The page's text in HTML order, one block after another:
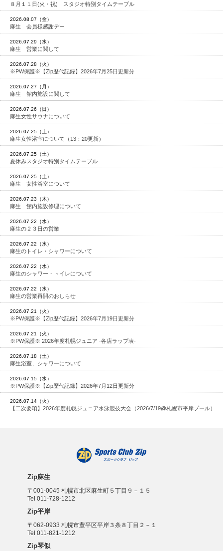
８月１１日(火・祝) スタジオ特別タイムテーブル
2026.08.07（金）
麻生 会員様感謝デー
2026.07.29（水）
麻生 営業に関して
2026.07.28（火）
※PW保護※【Zip歴代記録】2026年7月25日更新分
2026.07.27（月）
麻生 館内施設に関して
2026.07.26（日）
麻生女性サウナについて
2026.07.25（土）
麻生女性浴室について（13：20更新）
2026.07.25（土）
夏休みスタジオ特別タイムテーブル
2026.07.25（土）
麻生 女性浴室について
2026.07.23（木）
麻生 館内施設修理について
2026.07.22（水）
麻生の２３日の営業
2026.07.22（水）
麻生のトイレ・シャワーについて
2026.07.22（水）
麻生のシャワー・トイレについて
2026.07.22（水）
麻生の営業再開のおしらせ
2026.07.21（火）
※PW保護※【Zip歴代記録】2026年7月19日更新分
2026.07.21（火）
※PW保護※ 2026年度札幌ジュニア -各店ラップ表-
2026.07.18（土）
麻生浴室、シャワーについて
2026.07.15（水）
※PW保護※【Zip歴代記録】2026年7月12日更新分
2026.07.14（火）
【二次要項】2026年度札幌ジュニア水泳競技大会（2026/7/19@札幌市平岸プール）
Zip麻生
〒001-0045 札幌市北区麻生町５丁目９－１５
Tel 011-728-1212
Zip平岸
〒062-0933 札幌市豊平区平岸３条８丁目２－１
Tel 011-821-1212
Zip琴似